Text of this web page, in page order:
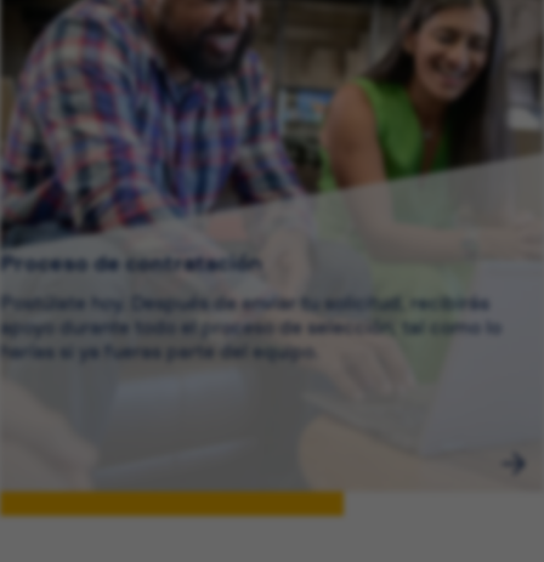
Proceso de contratación
Postúlate hoy. Después de enviar tu solicitud, recibirás
apoyo durante todo el proceso de selección, tal como lo
harías si ya fueras parte del equipo.